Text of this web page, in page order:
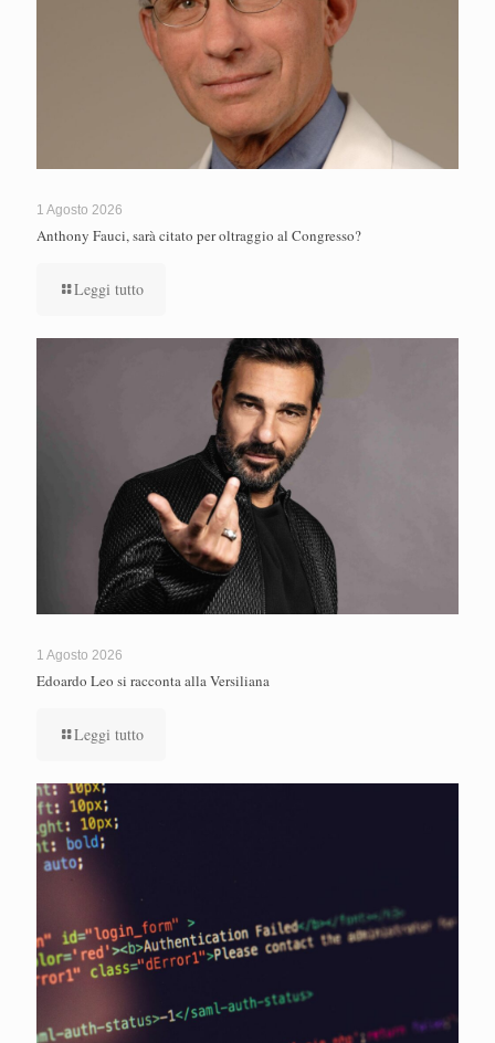
1 Agosto 2026
Anthony Fauci, sarà citato per oltraggio al Congresso?
Leggi tutto
1 Agosto 2026
Edoardo Leo si racconta alla Versiliana
Leggi tutto